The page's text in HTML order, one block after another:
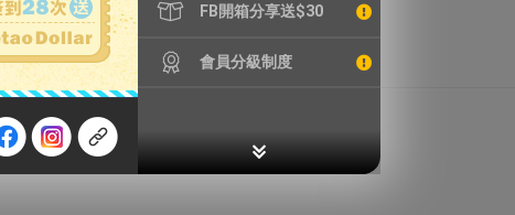
FB開箱分享送$30
會員分級制度